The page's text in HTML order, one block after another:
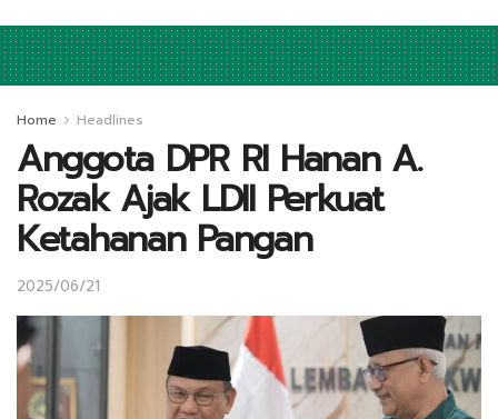
Home Headlines
Anggota DPR RI Hanan A.
Rozak Ajak LDII Perkuat
Ketahanan Pangan
2025/06/21